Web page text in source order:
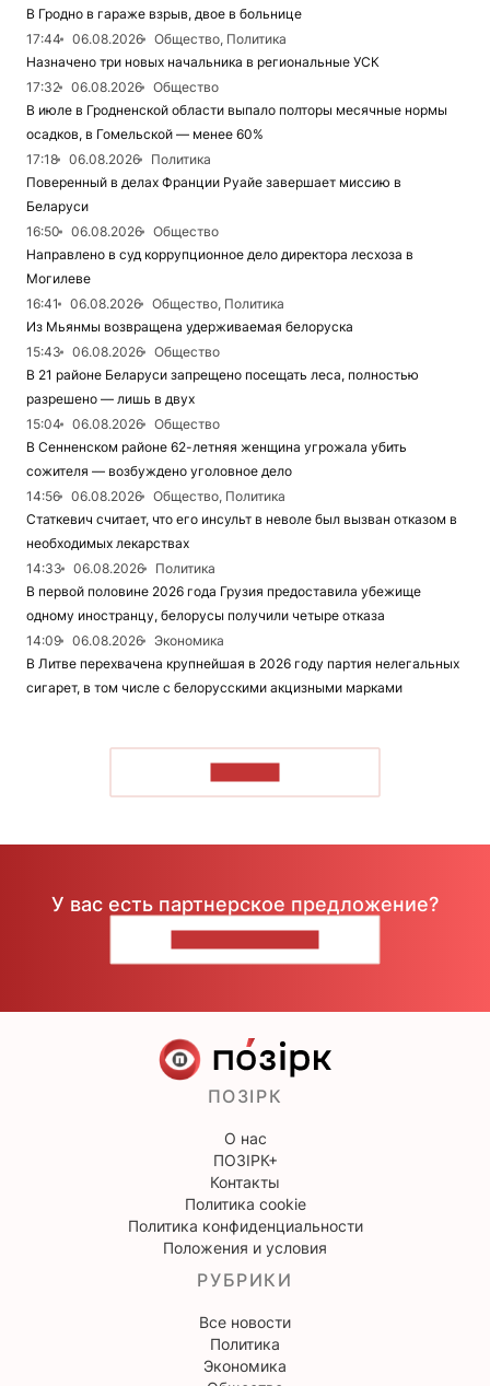
В Гродно в гараже взрыв, двое в больнице
17:44
06.08.2026
Общество, Политика
Назначено три новых начальника в региональные УСК
17:32
06.08.2026
Общество
В июле в Гродненской области выпало полторы месячные нормы
осадков, в Гомельской — менее 60%
17:18
06.08.2026
Политика
Поверенный в делах Франции Руайе завершает миссию в
Беларуси
16:50
06.08.2026
Общество
Направлено в суд коррупционное дело директора лесхоза в
Могилеве
16:41
06.08.2026
Общество, Политика
Из Мьянмы возвращена удерживаемая белоруска
15:43
06.08.2026
Общество
В 21 районе Беларуси запрещено посещать леса, полностью
разрешено — лишь в двух
15:04
06.08.2026
Общество
В Сенненском районе 62-летняя женщина угрожала убить
сожителя — возбуждено уголовное дело
14:56
06.08.2026
Общество, Политика
Статкевич считает, что его инсульт в неволе был вызван отказом в
необходимых лекарствах
14:33
06.08.2026
Политика
В первой половине 2026 года Грузия предоставила убежище
одному иностранцу, белорусы получили четыре отказа
14:09
06.08.2026
Экономика
В Литве перехвачена крупнейшая в 2026 году партия нелегальных
сигарет, в том числе с белорусскими акцизными марками
У вас есть партнерское предложение?
ПОЗІРК
О нас
ПОЗІРК+
Контакты
Политика cookie
Политика конфиденциальности
Положения и условия
РУБРИКИ
Все новости
Политика
Экономика